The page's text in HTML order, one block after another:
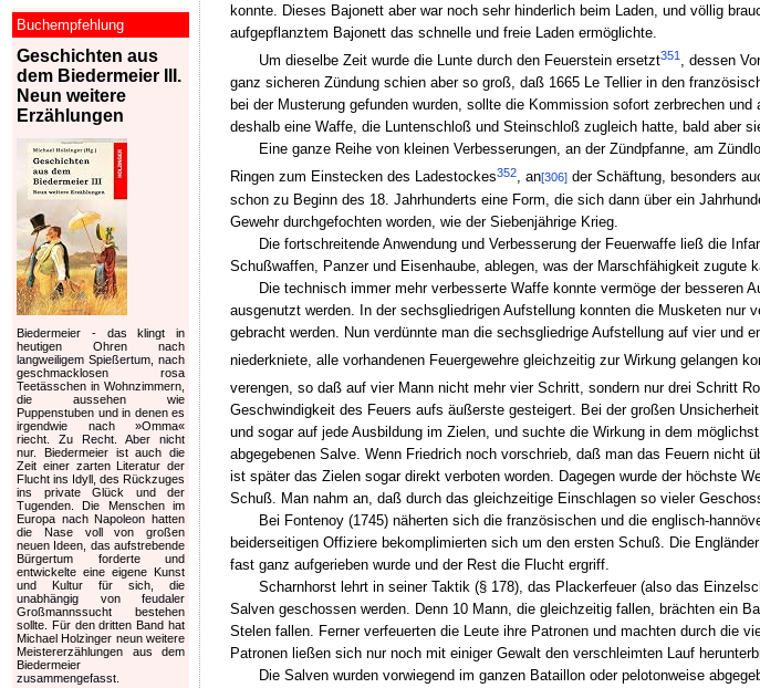
konnte. Dieses Bajonett aber war noch sehr hinderlich beim Laden, und völlig
aufgepflanztem Bajonett das schnelle und freie Laden ermöglichte.
Um dieselbe Zeit wurde die Lunte durch den Feuerstein ersetzt351 , dessen
ganz sicheren Zündung schien aber so groß, daß 1665 Le Tellier in den
bei der Musterung gefunden wurden, sollte die Kommission sofort zerbrechen
deshalb eine Waffe, die Luntenschloß und Steinschloß zugleich hatte, bald aber
Eine ganze Reihe von kleinen Verbesserungen, an der Zündpfanne, am
Ringen zum Einstecken des Ladestockes352, an[306]der Schäftung, besonders
schon zu Beginn des 18. Jahrhunderts eine Form, die sich dann über ein
Gewehr durchgefochten worden, wie der Siebenjährige Krieg.
Die fortschreitende Anwendung und Verbesserung der Feuerwaffe ließ die
Schußwaffen, Panzer und Eisenhaube, ablegen, was der Marschfähigkeit zugute
Die technisch immer mehr verbesserte Waffe konnte vermöge der besseren
ausgenutzt werden. In der sechsgliedrigen Aufstellung konnten die Musketen nur
gebracht werden. Nun verdünnte man die sechsgliedrige Aufstellung auf vier und
niederkniete, alle vorhandenen Feuergewehre gleichzeitig zur Wirkung gelangen
verengen, so daß auf vier Mann nicht mehr vier Schritt, sondern nur drei Schritt
Geschwindigkeit des Feuers aufs äußerste gesteigert. Bei der großen
und sogar auf jede Ausbildung im Zielen, und suchte die Wirkung in dem
abgegebenen Salve. Wenn Friedrich noch vorschrieb, daß man das Feuern
ist später das Zielen sogar direkt verboten worden. Dagegen wurde der höchste
Schuß. Man nahm an, daß durch das gleichzeitige Einschlagen so vieler
Bei Fontenoy (1745) näherten sich die französischen und die englisch-
beiderseitigen Offiziere bekomplimierten sich um den ersten Schuß. Die
fast ganz aufgerieben wurde und der Rest die Flucht ergriff.
Scharnhorst lehrt in seiner Taktik (§ 178), das Plackerfeuer (also das
Salven geschossen werden. Denn 10 Mann, die gleichzeitig fallen, brächten ein
Stelen fallen. Ferner verfeuerten die Leute ihre Patronen und machten durch die
Patronen ließen sich nur noch mit einiger Gewalt den verschleimten Lauf
Die Salven wurden vorwiegend im ganzen Bataillon oder pelotonweise
Buchempfehlung
Geschichten aus
dem Biedermeier III.
Neun weitere
Erzählungen
Biedermeier - das klingt in
heutigen Ohren nach
langweiligem Spießertum, nach
geschmacklosen rosa
Teetässchen in Wohnzimmern,
die aussehen wie
Puppenstuben und in denen es
irgendwie nach »Omma«
riecht. Zu Recht. Aber nicht
nur. Biedermeier ist auch die
Zeit einer zarten Literatur der
Flucht ins Idyll, des Rückzuges
ins private Glück und der
Tugenden. Die Menschen im
Europa nach Napoleon hatten
die Nase voll von großen
neuen Ideen, das aufstrebende
Bürgertum forderte und
entwickelte eine eigene Kunst
und Kultur für sich, die
unabhängig von feudaler
Großmannssucht bestehen
sollte. Für den dritten Band hat
Michael Holzinger neun weitere
Meistererzählungen aus dem
Biedermeier
zusammengefasst.